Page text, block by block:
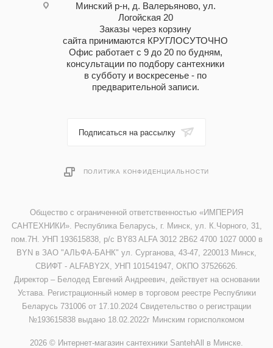
Минский р-н, д. Валерьяново, ул.
Логойская 20
Заказы через корзину
сайта принимаются КРУГЛОСУТОЧНО
Офис работает с 9 до 20 по будням,
консультации по подбору сантехники
в субботу и воскресенье - по
предварительной записи.
Подписаться на рассылку
ПОЛИТИКА КОНФИДЕНЦИАЛЬНОСТИ
Общество с ограниченной ответственностью «ИМПЕРИЯ
САНТЕХНИКИ». Республика Беларусь, г. Минск, ул. К.Чорного, 31,
пом.7Н. УНП 193615838, р/с BY83 ALFA 3012 2B62 4700 1027 0000 в
BYN в ЗАО "АЛЬФА-БАНК" ул. Сурганова, 43-47, 220013 Минск,
СВИФТ - ALFABY2X, УНП 101541947, ОКПО 37526626.
Директор – Белодед Евгений Андреевич, действует на основании
Устава. Регистрационный номер в торговом реестре Республики
Беларусь 731006 от 17.10.2024 Свидетельство о регистрации
№193615838 выдано 18.02.2022г Минским горисполкомом
2026 © Интернет-магазин сантехники SantehAll в Минске.